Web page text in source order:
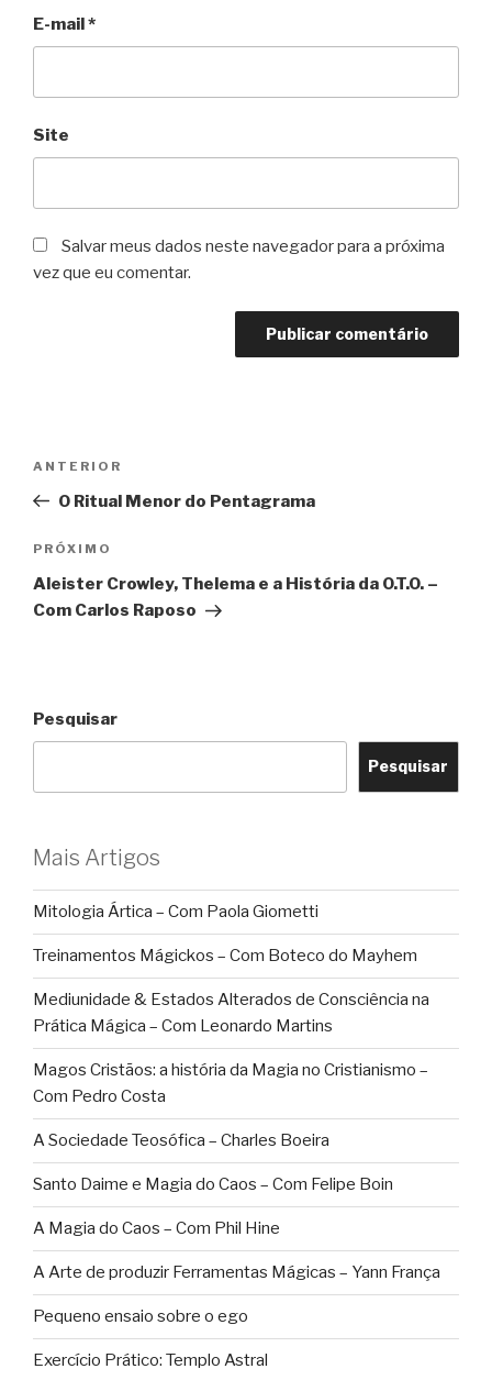
E-mail*
Site
Salvar meus dados neste navegador para a próxima
vez que eu comentar.
Post
Post
anterior
ANTERIOR
O Ritual Menor do Pentagrama
Próximo
post
PRÓXIMO
Aleister Crowley, Thelema e a História da O.T.O. –
Com Carlos Raposo
Pesquisar
Pesquisar
Mais Artigos
Mitologia Ártica – Com Paola Giometti
Treinamentos Mágickos – Com Boteco do Mayhem
Mediunidade & Estados Alterados de Consciência na
Prática Mágica – Com Leonardo Martins
Magos Cristãos: a história da Magia no Cristianismo –
Com Pedro Costa
A Sociedade Teosófica – Charles Boeira
Santo Daime e Magia do Caos – Com Felipe Boin
A Magia do Caos – Com Phil Hine
A Arte de produzir Ferramentas Mágicas – Yann França
Pequeno ensaio sobre o ego
Exercício Prático: Templo Astral